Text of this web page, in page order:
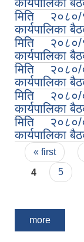
कार्यपालिका
मिति
कार्यपालिका
मिति
कार्यपालिका
मिति
कार्यपालिका
मिति
कार्यपालिका
मिति
कार्यपालिका
Pages
« first
4
5
more